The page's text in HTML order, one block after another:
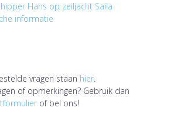
Hans op zeiljacht Saila
informatie
vragen staan hier.
of opmerkingen? Gebruik dan
of bel ons!